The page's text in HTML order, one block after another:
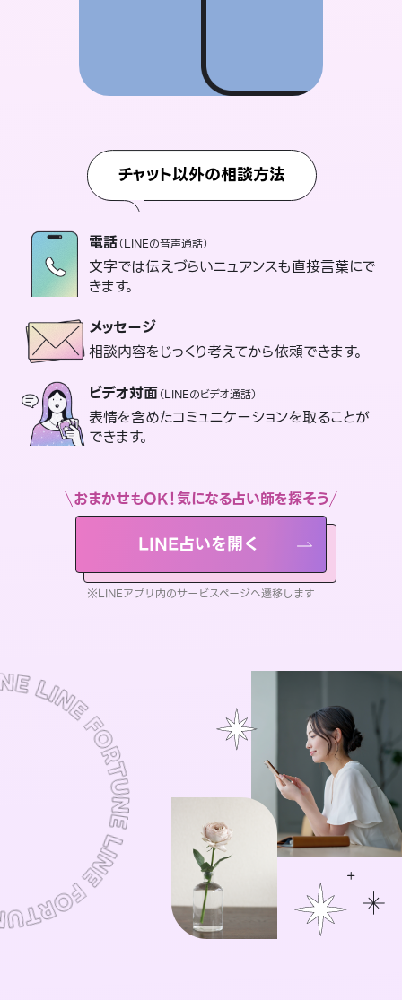
チャット以外の相談方法
電話（LINEの音声通話）
文字では伝えづらいニュアンスも直接言葉にで
きます。
メッセージ
相談内容をじっくり考えてから依頼できます。
ビデオ対面（LINEのビデオ通話）
表情を含めたコミュニケーションを取ることが
できます。
おまかせもOK！気になる占い師を探そう
LINE占いを開く
※LINEアプリ内のサービスページへ遷移します